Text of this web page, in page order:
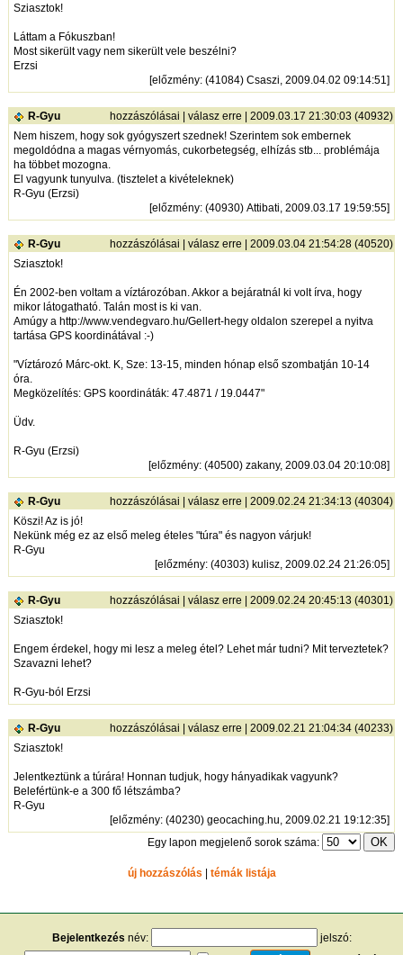
Sziasztok!
Láttam a Fókuszban!
Most sikerült vagy nem sikerült vele beszélni?
Erzsi
[előzmény: (41084) Csaszi, 2009.04.02 09:14:51]
R-Gyu hozzászólásai |válasz erre | 2009.03.17 21:30:03 (40932)
Nem hiszem, hogy sok gyógyszert szednek! Szerintem sok embernek
megoldódna a magas vérnyomás, cukorbetegség, elhízás stb... problémája
ha többet mozogna.
El vagyunk tunyulva. (tisztelet a kivételeknek)
R-Gyu (Erzsi)
[előzmény: (40930) Attibati, 2009.03.17 19:59:55]
R-Gyu hozzászólásai |válasz erre | 2009.03.04 21:54:28 (40520)
Sziasztok!
Én 2002-ben voltam a víztározóban. Akkor a bejáratnál ki volt írva, hogy
mikor látogatható. Talán most is ki van.
Amúgy a http://www.vendegvaro.hu/Gellert-hegy oldalon szerepel a nyitva
tartása GPS koordinátával :-)
"Víztározó Márc-okt. K, Sze: 13-15, minden hónap első szombatján 10-14
óra.
Megközelítés: GPS koordináták: 47.4871 / 19.0447"
Üdv.
R-Gyu (Erzsi)
[előzmény: (40500) zakany, 2009.03.04 20:10:08]
R-Gyu hozzászólásai |válasz erre | 2009.02.24 21:34:13 (40304)
Köszi! Az is jó!
Nekünk még ez az első meleg ételes "túra" és nagyon várjuk!
R-Gyu
[előzmény: (40303) kulisz, 2009.02.24 21:26:05]
R-Gyu hozzászólásai |válasz erre | 2009.02.24 20:45:13 (40301)
Sziasztok!
Engem érdekel, hogy mi lesz a meleg étel? Lehet már tudni? Mit terveztetek?
Szavazni lehet?
R-Gyu-ból Erzsi
R-Gyu hozzászólásai |válasz erre | 2009.02.21 21:04:34 (40233)
Sziasztok!
Jelentkeztünk a túrára! Honnan tudjuk, hogy hányadikak vagyunk?
Belefértünk-e a 300 fő létszámba?
R-Gyu
[előzmény: (40230) geocaching.hu, 2009.02.21 19:12:35]
Egy lapon megjelenő sorok száma:
új hozzászólás témák listája
Bejelentkezés név:
jelszó: